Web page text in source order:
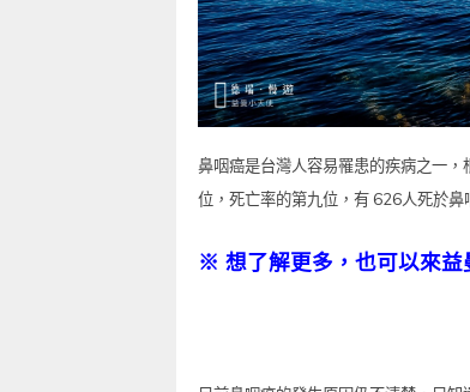
鼻咽癌是台灣人容易罹患的疾病之一
位，死亡率的第九位，有 626人死於
※ 想了解更多，也可以來益